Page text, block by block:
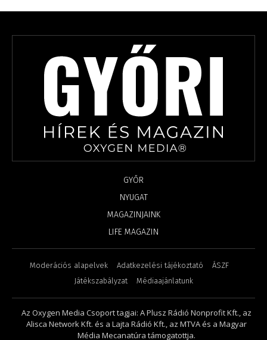
GYŐR
NYUGAT
MAGAZINJAINK
LIFE MAGAZIN
Moderációs alapelvek Adatkezelési tájékoztató
ÁSZF
Játékszabályzat
Médiaajánlatunk
Az Oxygen Media Csoport tagjai: A Plusz Rádió Nonprofit Kft., az
Alisca Network Kft. és a Lajta Rádió Kft., az MTVA és a Magyar
Média Mecanatúra támogatottja.